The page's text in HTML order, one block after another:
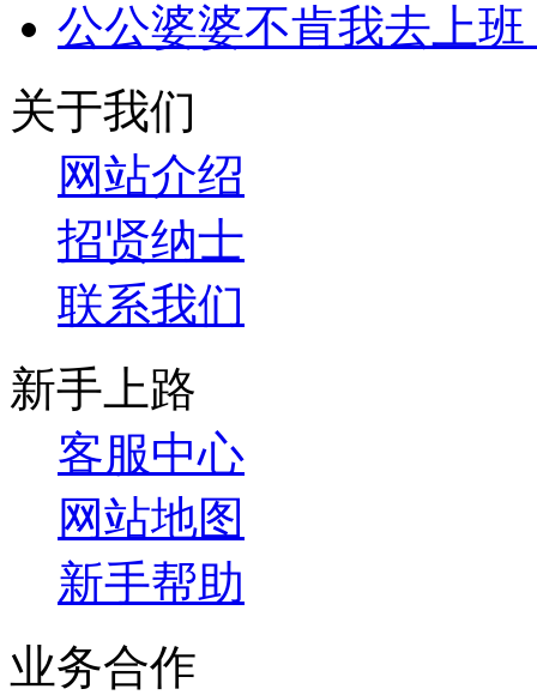
公公婆婆不肯我去上
关于我们
网站介绍
招贤纳士
联系我们
新手上路
客服中心
网站地图
新手帮助
业务合作